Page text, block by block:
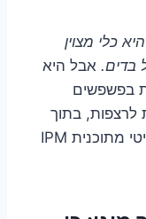
כלי מצוין
בדים. אבל היא
בפשפשים
בתוך
רהיטים או במזרן עצמו. היא חלק קריטי מתוכנית IPM